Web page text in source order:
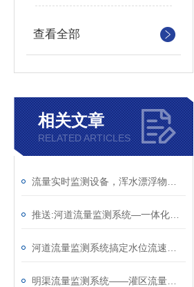
查看全部
相关文章
RELATED ARTICLES